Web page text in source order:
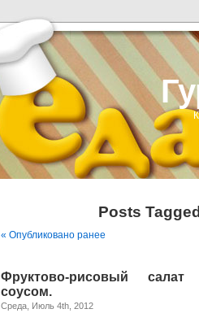
Posts
« Опубликовано ранее
Фруктово-рисовый
соусом.
Среда, Июль 4th, 2012